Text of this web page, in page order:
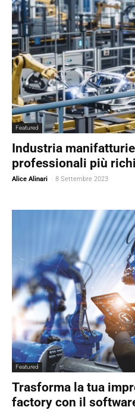
Featured
Industria
professionali più
Alice Alinari - 8 Settembre 2023
Featured
Trasforma la tua
factory con il